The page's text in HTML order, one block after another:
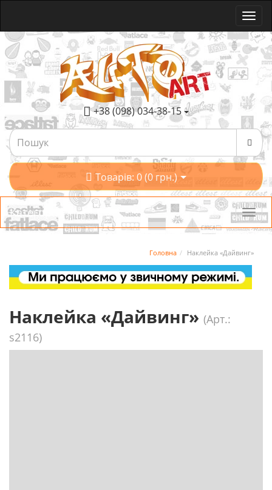
+38 (098) 034-38-15
Товарів: 0 (0 грн.)
Категорії
Головна Наклейка «Дайвинг»
Наклейка «Дайвинг» (Арт.:
s2116)